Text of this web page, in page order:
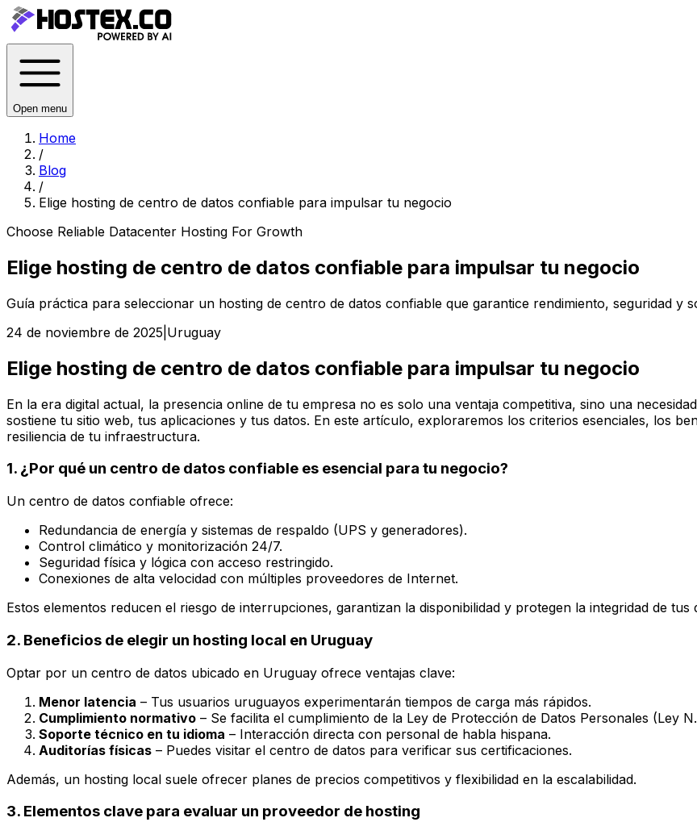
Open menu
Home
/
Blog
/
Elige hosting de centro de datos confiable para impulsar tu negocio
Choose Reliable Datacenter Hosting For Growth
Elige hosting de centro de datos confiable para impulsar tu negocio
Guía práctica para seleccionar un hosting de centro de datos confiable que garantice rendimiento, seguridad y
24 de noviembre de 2025 Uruguay
Elige hosting de centro de datos confiable para impulsar tu negocio
En la era digital actual, la presencia online de tu empresa no es solo una ventaja competitiva, sino una
sostiene tu sitio web, tus aplicaciones y tus datos. En este artículo, exploraremos los criterios esenciales, los
resiliencia de tu infraestructura.
1. ¿Por qué un centro de datos confiable es esencial para tu negocio?
Un centro de datos confiable ofrece:
Redundancia de energía y sistemas de respaldo (UPS y generadores).
Control climático y monitorización 24/7.
Seguridad física y lógica con acceso restringido.
Conexiones de alta velocidad con múltiples proveedores de Internet.
Estos elementos reducen el riesgo de interrupciones, garantizan la disponibilidad y protegen la integridad de tus
2. Beneficios de elegir un hosting local en Uruguay
Optar por un centro de datos ubicado en Uruguay ofrece ventajas clave:
Menor latencia – Tus usuarios uruguayos experimentarán tiempos de carga más rápidos.
Cumplimiento normativo – Se facilita el cumplimiento de la Ley de Protección de Datos Personales (Ley
Soporte técnico en tu idioma – Interacción directa con personal de habla hispana.
Auditorías físicas – Puedes visitar el centro de datos para verificar sus certificaciones.
Además, un hosting local suele ofrecer planes de precios competitivos y flexibilidad en la escalabilidad.
3. Elementos clave para evaluar un proveedor de hosting